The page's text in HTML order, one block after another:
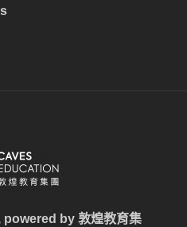
powered by敦煌教育集